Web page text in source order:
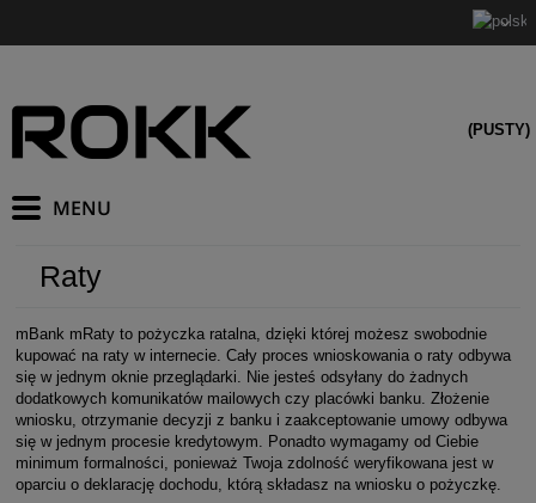
(PUSTY)
Raty
mBank mRaty to pożyczka ratalna, dzięki której możesz swobodnie
kupować na raty w internecie. Cały proces wnioskowania o raty odbywa
się w jednym oknie przeglądarki. Nie jesteś odsyłany do żadnych
dodatkowych komunikatów mailowych czy placówki banku. Złożenie
wniosku, otrzymanie decyzji z banku i zaakceptowanie umowy odbywa
się w jednym procesie kredytowym. Ponadto wymagamy od Ciebie
minimum formalności, ponieważ Twoja zdolność weryfikowana jest w
oparciu o deklarację dochodu, którą składasz na wniosku o pożyczkę.